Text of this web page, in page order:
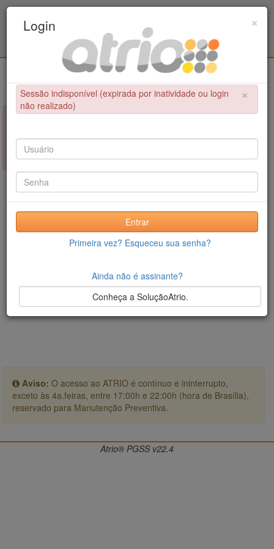
Educação Física / UPE - UFPB
×
NÃO FOI POSSÍVEL CONCLUIR A OPERAÇÃO
Sessão indisponível (expirada por inatividade ou login não
realizado)
Aviso: O acesso ao ATRIO é contínuo e ininterrupto,
exceto às 4a.feiras, entre 17:00h e 22:00h (hora de Brasília),
reservado para Manutenção Preventiva.
×
Login
×
Sessão indisponível (expirada por inatividade ou login
não realizado)
Entrar
Primeira vez? Esqueceu sua senha?
Ainda não é assinante?
Conheça a SoluçãoAtrio.
Atrio® PGSS v22.4